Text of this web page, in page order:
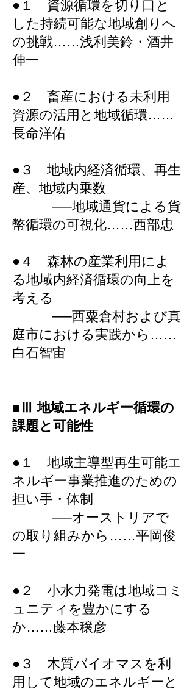
●１ 資源循環を切り口と
した持続可能な地域創りへ
の挑戦……浅利美鈴・酒井
伸一
●２ 畜産における未利用
資源の活用と地域循環……
長命洋佑
●３ 地域内経済循環、再生
産、地域内乗数
──地域通貨による貨
幣循環の可視化……西部忠
●４ 森林の産業利用によ
る地域内経済循環の向上を
考える
──西粟倉村および真
庭市における実践から……
白石智宙
■Ⅲ 地域エネルギー循環の
課題と可能性
●１ 地域主導型再生可能エ
ネルギー事業推進のための
担い手・体制
──オーストリアで
の取り組みから……平岡俊
一
●２ 小水力発電は地域コミ
ュニティを豊かにする
か……藤本穣彦
●３ 木質バイオマスを利
用して地域のエネルギーと